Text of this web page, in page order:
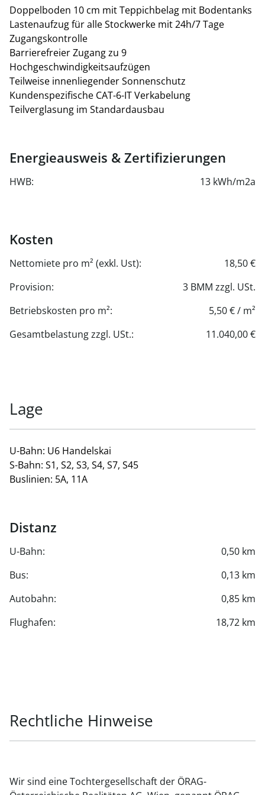
Betriebskostenakonto/netto/m²/Monat: dzt. ca. € 5,50
inkl. Heizung, Kühlung & Lüftung
Doppelboden 10 cm mit Teppichbelag mit Bodentanks
Lastenaufzug für alle Stockwerke mit 24h/7 Tage
Zugangskontrolle
Barrierefreier Zugang zu 9
Hochgeschwindigkeitsaufzügen
Teilweise innenliegender Sonnenschutz
Kundenspezifische CAT-6-IT Verkabelung
Teilverglasung im Standardausbau
Energieausweis & Zertifizierungen
HWB: 13 kWh/m2a
Kosten
Nettomiete pro m² (exkl. Ust):
18,50 €
Provision:
3 BMM zzgl. USt.
Betriebskosten pro m²:
5,50 € / m²
Gesamtbelastung zzgl. USt.:
11.040,00 €
Lage
U-Bahn: U6 Handelskai
S-Bahn: S1, S2, S3, S4, S7, S45
Buslinien: 5A, 11A
Distanz
U-Bahn:
0,50 km
Bus:
0,13 km
Autobahn:
0,85 km
Flughafen:
18,72 km
Rechtliche Hinweise
Wir sind eine Tochtergesellschaft der ÖRAG-